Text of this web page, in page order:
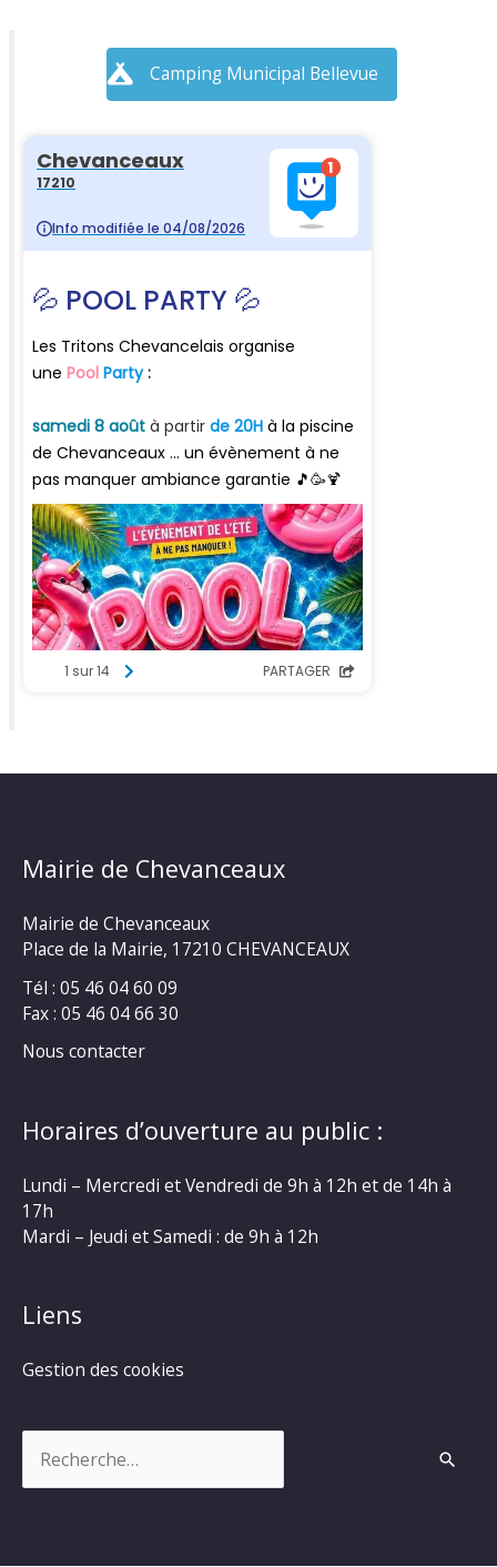
Camping Municipal Bellevue
Mairie de Chevanceaux
Mairie de Chevanceaux
Place de la Mairie, 17210 CHEVANCEAUX
Tél : 05 46 04 60 09
Fax : 05 46 04 66 30
Nous contacter
Horaires d’ouverture au public :
Lundi – Mercredi et Vendredi de 9h à 12h et de 14h à
17h
Mardi – Jeudi et Samedi : de 9h à 12h
Liens
Gestion des cookies